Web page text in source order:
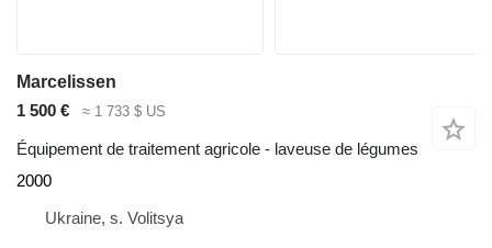
Marcelissen
1 500 €
≈ 1 733 $ US
Équipement de traitement agricole - laveuse de légumes
2000
Ukraine, s. Volitsya